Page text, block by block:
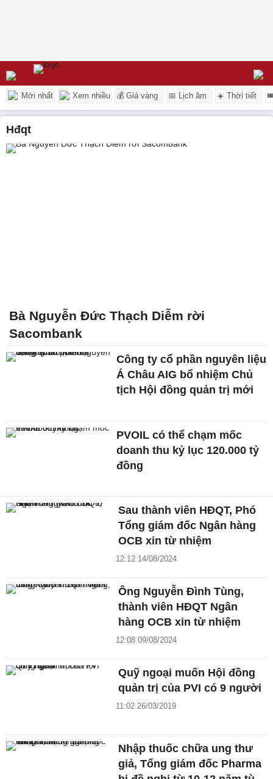
Mới nhất Xem nhiều 💰 Giá vàng 📅 Lịch âm ☀️ Thời tiết
hđqt
Bà Nguyễn Đức Thạch Diễm rời
Sacombank
Công ty cổ phần nguyên liệu
Á Châu AIG bổ nhiệm Chủ
tịch Hội đồng quản trị mới
PVOIL có thể chạm mốc
doanh thu kỷ lục 120.000 tỷ
đồng
Sau thành viên HĐQT, Phó
Tổng giám đốc Ngân hàng
OCB xin từ nhiệm
12:12 14/08/2024
Ông Nguyễn Đình Tùng,
thành viên HĐQT Ngân
hàng OCB xin từ nhiệm
12:08 09/08/2024
Quỹ ngoại muốn Hội đồng
quản trị của PVI có 9 người
11:02 26/03/2019
Nhập thuốc chữa ung thư
giả, Tổng giám đốc Pharma